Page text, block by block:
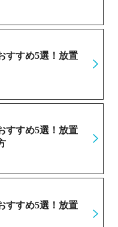
すすめ5選！放置
すすめ5選！放置
すすめ5選！放置